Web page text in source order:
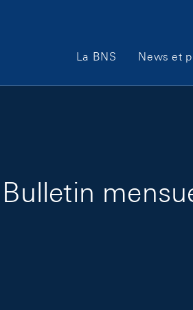
Main Navigation
La BNS News et